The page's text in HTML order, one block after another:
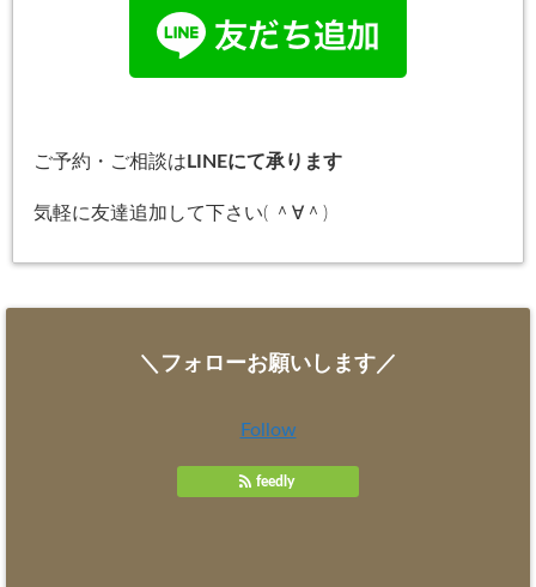
ご予約・ご相談は LINEにて承ります
気軽に友達追加して下さい( ＾∀＾)
＼フォローお願いします／
Follow
feedly